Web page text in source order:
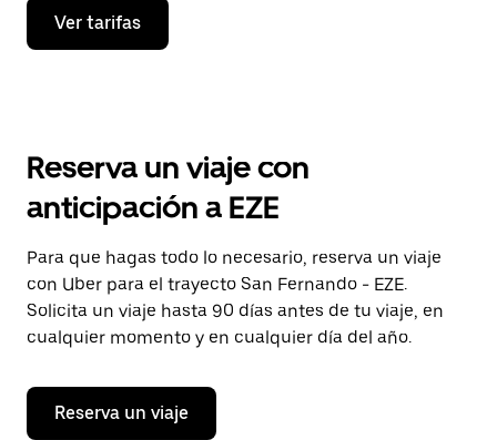
Presiona
flecha
el
y
selecciona
una
fecha.
Presiona
la
tecla Esc
para
el
calendario.
Ver tarifas
Reserva un viaje con
anticipación a EZE
Para que hagas todo lo necesario, reserva un viaje
con Uber para el trayecto San Fernando - EZE.
Solicita un viaje hasta 90 días antes de tu viaje, en
cualquier momento y en cualquier día del año.
Reserva un viaje